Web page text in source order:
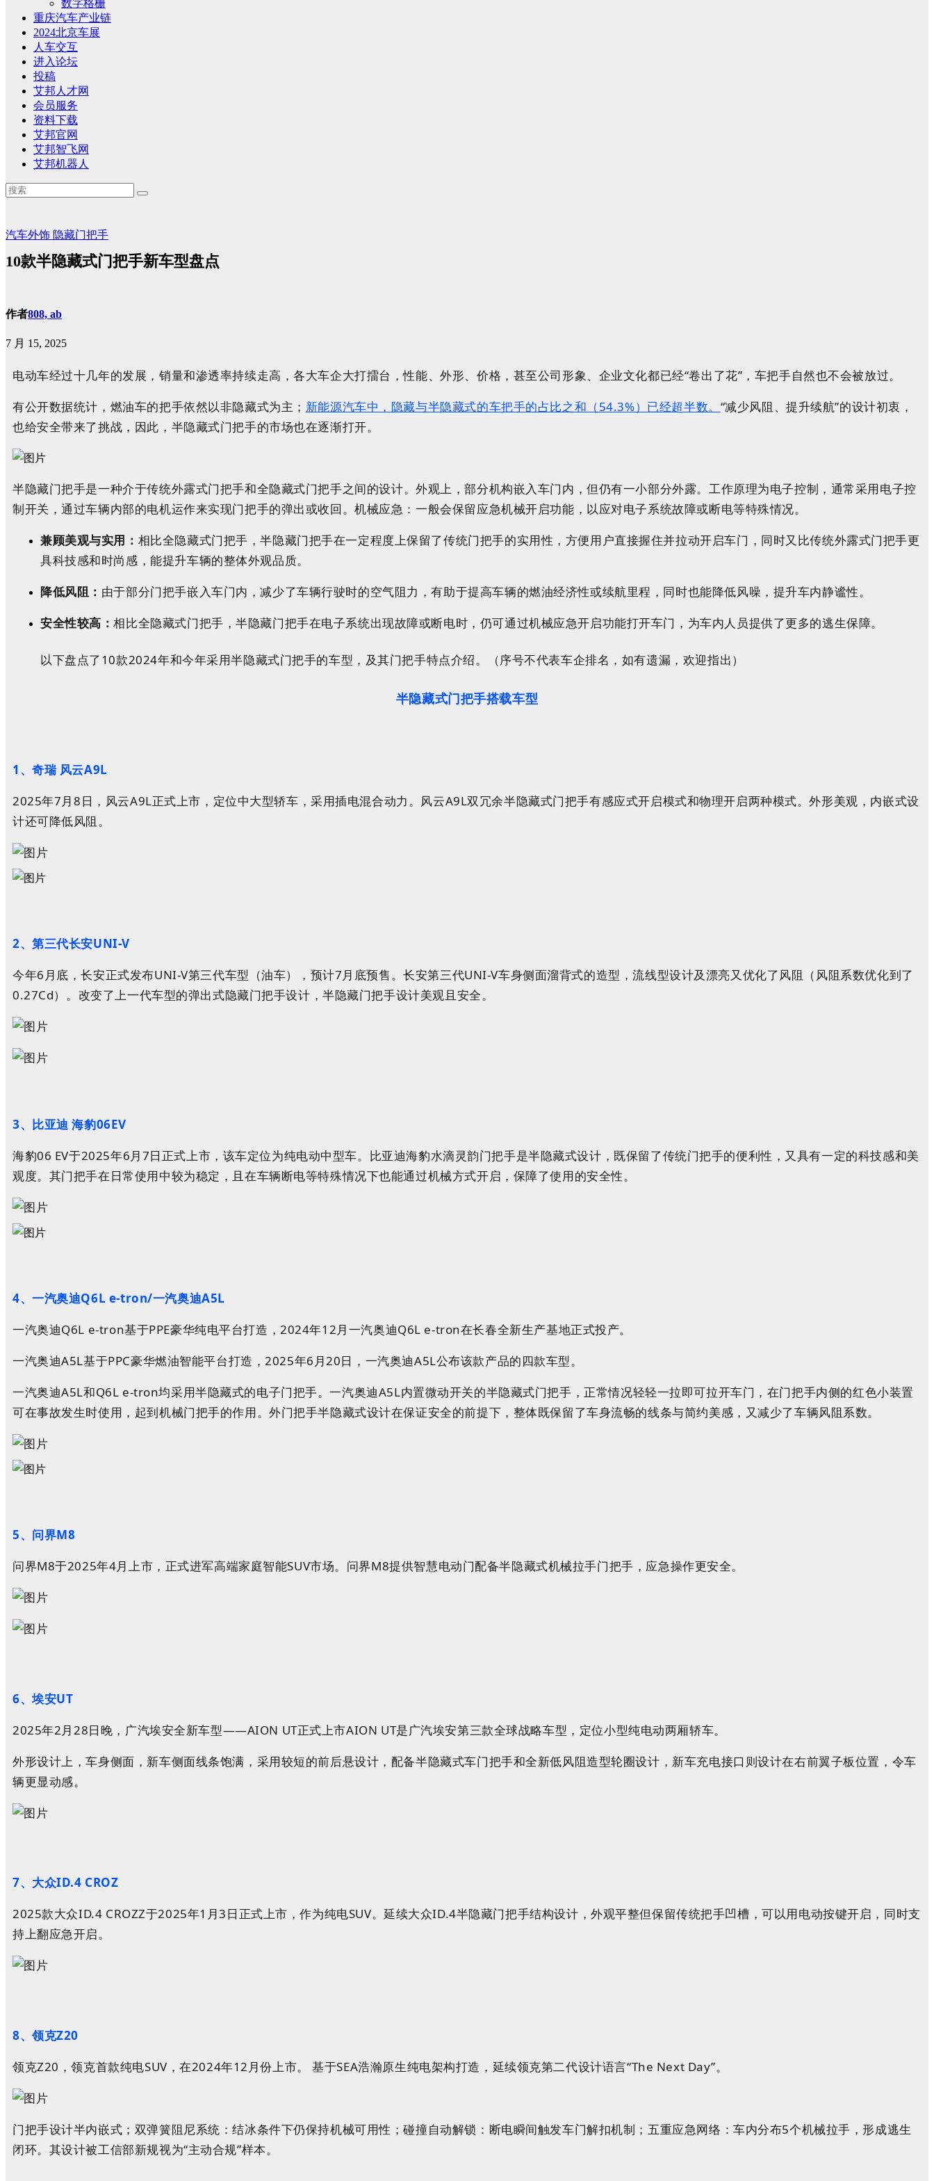
数字格栅
重庆汽车产业链
2024北京车展
人车交互
进入论坛
投稿
艾邦人才网
会员服务
资料下载
艾邦官网
艾邦智飞网
艾邦机器人
汽车外饰 隐藏门把手
10款半隐藏式门把手新车型盘点
作者808, ab
7 月 15, 2025
电动车经过十几年的发展，销量和渗透率持续走高，各大车企大打擂台，性能、外形、价格，甚至公司形象、企业文化都已经“卷出了花”，车把手自然也不会被放过。
有公开数据统计，燃油车的把手依然以非隐藏式为主； 新能源汽车中，隐藏与半隐藏式的车把手的占比之和（54.3%）已经超半数。 “减少风阻、提升续航”的设计初衷，
也给安全带来了挑战，因此，半隐藏式门把手的市场也在逐渐打开。
半隐藏门把手是一种介于传统外露式门把手和全隐藏式门把手之间的设计。外观上，部分机构嵌入车门内，但仍有一小部分外露。工作原理为电子控制，通常采用电子控
制开关，通过车辆内部的电机运作来实现门把手的弹出或收回。机械应急：一般会保留应急机械开启功能，以应对电子系统故障或断电等特殊情况。
兼顾美观与实用： 相比全隐藏式门把手，半隐藏门把手在一定程度上保留了传统门把手的实用性，方便用户直接握住并拉动开启车门，同时又比传统外露式门把手更
具科技感和时尚感，能提升车辆的整体外观品质。
降低风阻： 由于部分门把手嵌入车门内，减少了车辆行驶时的空气阻力，有助于提高车辆的燃油经济性或续航里程，同时也能降低风噪，提升车内静谧性。
安全性较高：相比全隐藏式门把手，半隐藏门把手在电子系统出现故障或断电时，仍可通过机械应急开启功能打开车门，为车内人员提供了更多的逃生保障。
以下盘点了10款2024年和今年采用半隐藏式门把手的车型，及其门把手特点介绍。（序号不代表车企排名，如有遗漏，欢迎指出）
半隐藏式门把手搭载车型
1、奇瑞 风云A9L
2025年7月8日，风云A9L正式上市，定位中大型轿车，采用插电混合动力。风云A9L双冗余半隐藏式门把手有感应式开启模式和物理开启两种模式。外形美观，内嵌式设
计还可降低风阻。
2、第三代长安UNI-V
今年6月底，长安正式发布UNI-V第三代车型（油车），预计7月底预售。长安第三代UNI-V车身侧面溜背式的造型，流线型设计及漂亮又优化了风阻（ 风阻系数优化到了
0.27Cd）。改变了上一代车型的弹出式隐藏门把手设计，半隐藏门把手设计美观且安全。
3、比亚迪 海豹06EV
海豹06 EV于2025年6月7日正式上市，该车定位为纯电动中型车。 比亚迪海豹水滴灵韵门把手是半隐藏式设计，既保留了传统门把手的便利性，又具有一定的科技感和美
观度。其门把手在日常使用中较为稳定，且在车辆断电等特殊情况下也能通过机械方式开启，保障了使用的安全性。
4、一汽奥迪Q6L e-tron/一汽奥迪A5L
一汽奥迪Q6L e-tron基于PPE豪华纯电平台打造，2024年12月一汽奥迪Q6L e-tron在长春全新生产基地正式投产。
一汽奥迪A5L基于PPC豪华燃油智能平台打造，2025年6月20日，一汽奥迪A5L公布该款产品的四款车型。
一汽奥迪A5L和Q6L e-tron均采用半隐藏式的电子门把手。一汽奥迪A5L内置微动开关的半隐藏式门把手， 正常情况轻轻一拉即可拉开车门 ，在门把手内侧的红色小装置
可在事故发生时使用 ，起到机械门把手的作用。外门把手半隐藏式设计在保证安全的前提下，整体既保留了车身流畅的线条与简约美感，又减少了车辆风阻系数。
5、问界M8
问界M8于2025年4月上市，正式进军高端家庭智能SUV市场。问界M8提供智慧电动门配备半隐藏式机械拉手门把手， 应急操作更安全。
6、埃安UT
2025年2月28日晚，广汽埃安全新车型——AION UT正式上市AION UT是广汽埃安第三款全球战略车型，定位小型纯电动两厢轿车。
外形设计上，车身侧面，新车侧面线条饱满，采用较短的前后悬设计，配备半隐藏式车门把手和全新低风阻造型轮圈设计，新车充电接口则设计在右前翼子板位置，令车
辆更显动感。
7、大众ID.4 CROZ
2025款大众ID.4 CROZZ于2025年1月3日正式上市，作为纯电SUV。延续大众ID.4半隐藏门把手结构设计，外观平整但保留传统把手凹槽，可以用电动按键开启，同时支
持上翻应急开启。
8、领克Z20
领克Z20，领克首款纯电SUV，在2024年12月份上市。 基于SEA浩瀚原生纯电架构打造，延续领克第二代设计语言“The Next Day”。
门把手设计半内嵌式； 双弹簧阻尼系统：结冰条件下仍保持机械可用性；碰撞自动解锁：断电瞬间触发车门解扣机制；五重应急网络：车内分布5个机械拉手，形成逃生
闭环。其设计被工信部新规视为“主动合规”样本。